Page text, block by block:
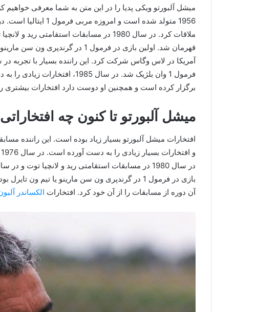
فرمول 1 وان بلژیک شد. در سال
برگزار کرده است و همچنین او دوست دارد افتخارات بیشتری
میشل آلبورتو تا کنون چه
افتخارات میشل آلبورتو بسیار زیاد بوده است. این راننده
آن دوره از مسابقات را از آن خود کرد. افتخارات الکساندر